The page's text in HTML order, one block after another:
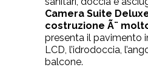
Camera Suite
costruzione Ã¨
presenta il pavimento
LCD, l’idrodoccia,
balcone.